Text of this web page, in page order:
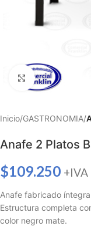
Haga clic para
Inicio GASTRONOMIA
Anafe 2 Platos
$109.250 +IVA
Anafe fabricado
Estructura completa
color negro mate.